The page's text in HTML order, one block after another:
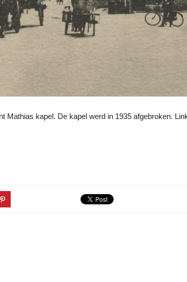
Mathias kapel. De kapel werd in 1935 afgebroken.